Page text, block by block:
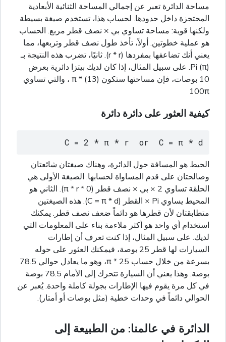
مساحة الدائرة تعبر عن إجمالي المساحة الثنائية الأبعادية
المحتجزة داخل حدودها. لحساب هذا، تستخدم صيغة بسيطة
ولكنها قوية: مساحة تساوي بي × نصف قطر مربع. الحساب
هو عملية خطوتين. أولاً، تأخذ طول نصف قطر وتربعها، مما
يعني أنك تضاعفها بمفردها (r * r). ثانيًا، تضرب هذه النتيجة بـ
Pi (π). على سبيل المثال، إذا كان لديك بيتزا دائرية بعرض
10 بوصات، فإن مساحتها ستكون π * (13) ، والتي تساوي
100π
كيفية العثور على دائرة دائرة
C = 2 * π * r  or  C = π * d
الحيط هو المسافة حول الدائرة، وهناك صيغتان شائعتان
وصالحتان على قدم المساواة لحسابها. الصيغة الأولى هي
الحلقة تساوي 2 × بي × نصف قطر (0 * π * r). الثاني هو
المحيط يساوي Pi × القطر (C = π * d). هذه الصيغتين
متطابقتان لأن قطرها هو دائماً ضعف نصف قطر. يمكنك
استخدام أي واحد هو أكثر ملاءمة بناء على المعلومات التي
لديك. على سبيل المثال، إذا كنت تعرف أن إطارات
السيارات لها قطر 25 بوصة، فيمكنك العثور على حوله
بسرعة من خلال حساب 25 * π، وهو ما يعادل حوالي 78.5
بوصة. وهذا يعني أن السيارة تتحرك إلى الأمام 78.5 بوصة
في كل مرة يقوم فيها الإطارات بجولة كاملة واحدة. يُعبر عن
الحوالي دائماً في وحدات خطية (مثل بوصات أو أمتار).
الدائرة في عالمنا: من الطبيعة إلى